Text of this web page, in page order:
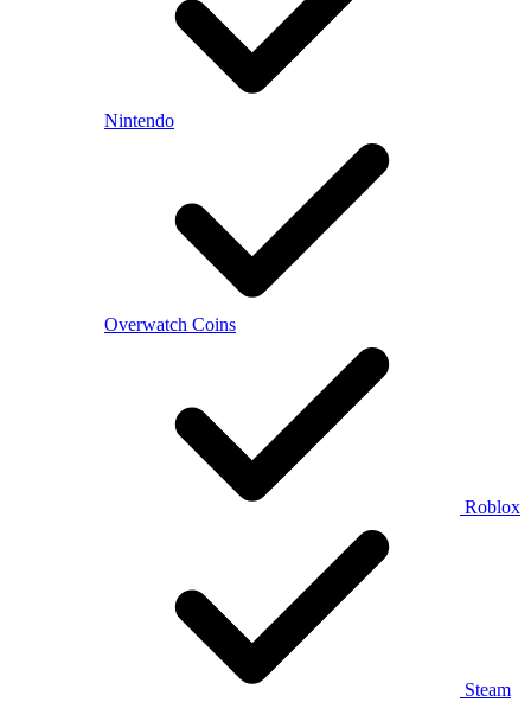
Nintendo
Overwatch Coins
Roblox
Steam